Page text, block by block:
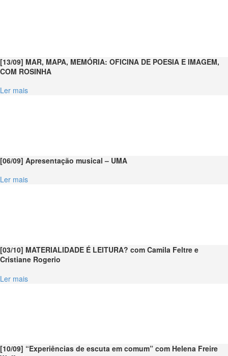
[13/09] MAR, MAPA, MEMÓRIA: OFICINA DE POESIA E IMAGEM,
COM ROSINHA
Ler mais
[06/09] Apresentação musical – UMA
Ler mais
[03/10] MATERIALIDADE É LEITURA? com Camila Feltre e
Cristiane Rogerio
Ler mais
[10/09] “Experiências de escuta em comum” com Helena Freire